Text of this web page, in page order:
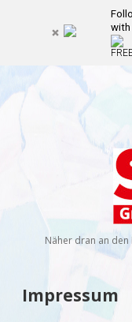
with
Näher dran an den
Impressum